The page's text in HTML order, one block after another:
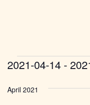
2021-04-14 -
wählen.
April 2021